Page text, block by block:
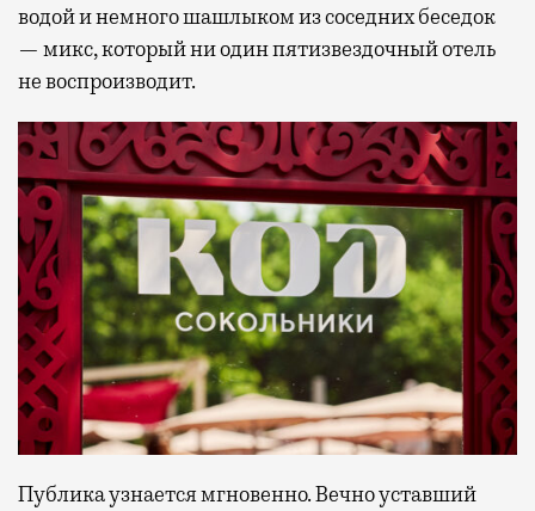
водой и немного шашлыком из соседних беседок
— микс, который ни один пятизвездочный отель
не воспроизводит.
Публика узнается мгновенно. Вечно уставший